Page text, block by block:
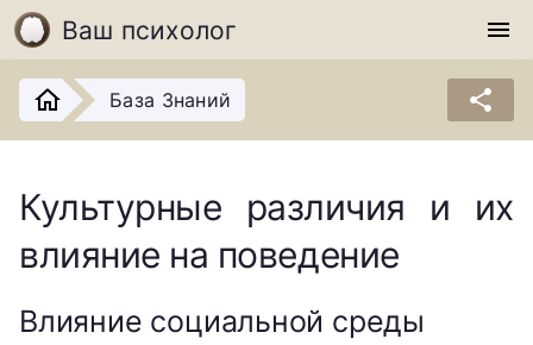
Ваш психолог menu
База Знаний share
Культурные различия и их
влияние на поведение
Влияние социальной среды